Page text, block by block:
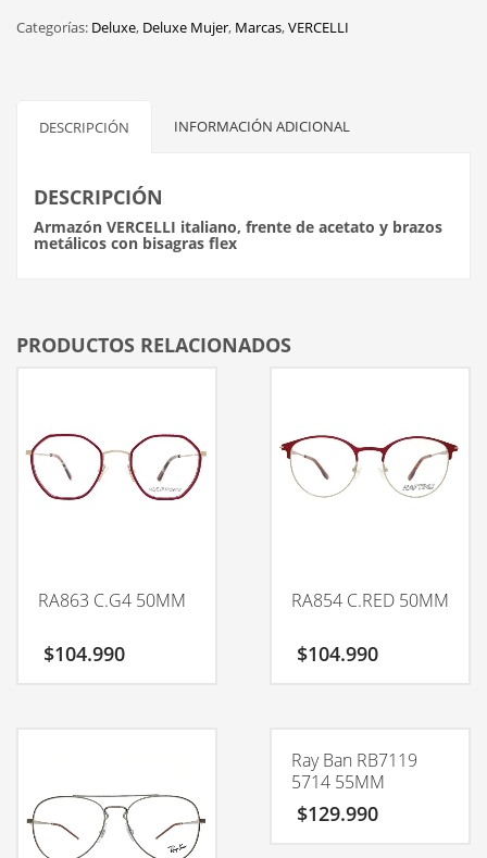
cantidad
Categorías: Deluxe, Deluxe Mujer, Marcas,VERCELLI
DESCRIPCIÓN INFORMACIÓN ADICIONAL
DESCRIPCIÓN
Armazón VERCELLI italiano, frente de acetato y brazos
metálicos con bisagras flex
PRODUCTOS RELACIONADOS
RA863 C.G4 50MM
$104.990
RA854 C.RED 50MM
$104.990
Ray Ban RB7119
5714 55MM
$129.990